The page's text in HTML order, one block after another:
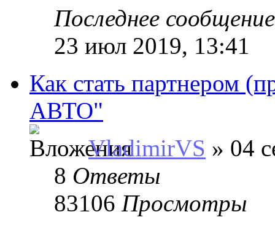
Последнее
23 июл 2019, 13:41
Как стать партнером
АВТО"
VladimirVS » 04
8 Ответы
83106 Просмотры